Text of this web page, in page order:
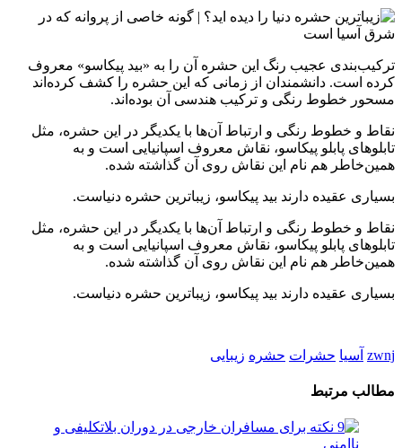
ترکیب‌بندی عجیب رنگ این حشره آن را به «بید پیکاسو» معروف
کرده است. دانشمندان از زمانی که این حشره را کشف کرده‌اند
مسحور خطوط رنگی و ترکیب هندسی آن بوده‌اند.
نقاط و خطوط رنگی و ارتباط آن‌ها با یکدیگر در این حشره، مثل
تابلو‌های پابلو پیکاسو، نقاش معروف اسپانیایی است و به
همین‌خاطر هم نام این نقاش روی آن گذاشته شده.
بسیاری عقیده دارند بید پیکاسو، زیباترین حشره دنیاست.
نقاط و خطوط رنگی و ارتباط آن‌ها با یکدیگر در این حشره، مثل
تابلو‌های پابلو پیکاسو، نقاش معروف اسپانیایی است و به
همین‌خاطر هم نام این نقاش روی آن گذاشته شده.
بسیاری عقیده دارند بید پیکاسو، زیباترین حشره دنیاست.
zwnj آسیا حشرات حشره زیبایی
مطالب مرتبط